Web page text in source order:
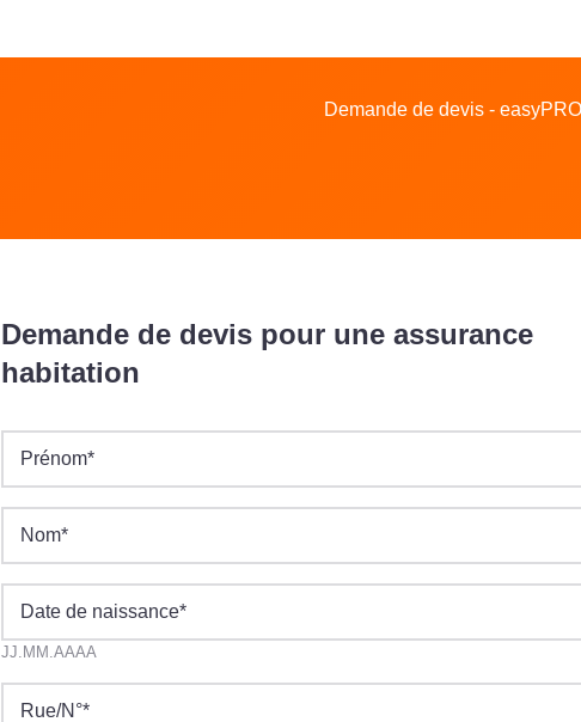
Demande de devis -
Demande de devis pour une assurance
habitation
Prénom*
Nom*
Date de naissance*
JJ.MM.AAAA
Rue/N°*